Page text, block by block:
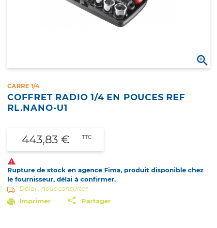

CARRE 1/4
COFFRET RADIO 1/4 EN POUCES REF
RL.NANO-U1
443,83 € TTC

Rupture de stock en agence Fima, produit disponible chez
le fournisseur, délai à confirmer.
Délai : nous consulter
Imprimer
Partager